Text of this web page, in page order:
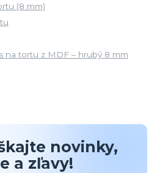
(8 mm)
na tortu z MDF – hrubý 8 mm
novinky,
a zľavy!